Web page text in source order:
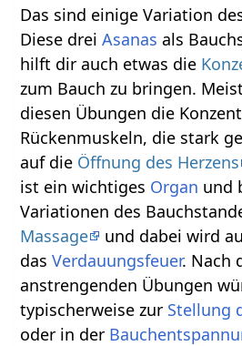
Das sind einige Variation
Diese dreiAsanas als
hilft dir auch etwas die
zum Bauch zu bringen.
diesen Übungen die
Rückenmuskeln, die stark
auf die Öffnung des Herzens
ist ein wichtiges Organ und
Variationen des
Massage
und dabei wird
dasVerdauungsfeuer. Nach
anstrengenden Übungen
typischerweise zur Stellung
oder in der